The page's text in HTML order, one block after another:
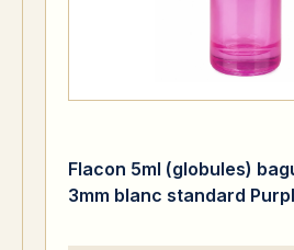
Flacon 5ml (globules)
3mm blanc standard